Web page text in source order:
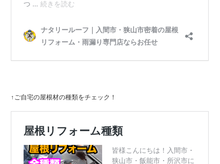
↑ご自宅の屋根材の種類をチェック！